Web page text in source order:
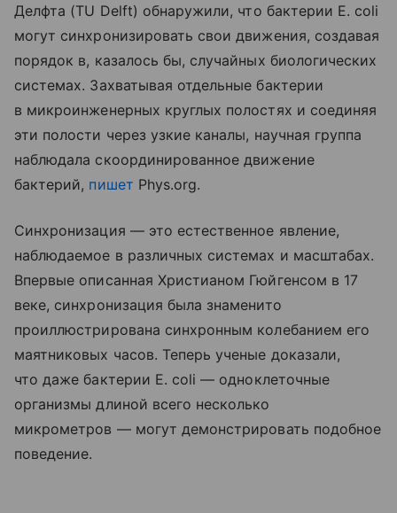
Делфта (TU Delft) обнаружили, что бактерии E. coli
могут синхронизировать свои движения, создавая
порядок в, казалось бы, случайных биологических
системах. Захватывая отдельные бактерии
в микроинженерных круглых полостях и соединяя
эти полости через узкие каналы, научная группа
наблюдала скоординированное движение
бактерий, пишет Phys.org.
Синхронизация — это естественное явление,
наблюдаемое в различных системах и масштабах.
Впервые описанная Христианом Гюйгенсом в 17
веке, синхронизация была знаменито
проиллюстрирована синхронным колебанием его
маятниковых часов. Теперь ученые доказали,
что даже бактерии E. coli — одноклеточные
организмы длиной всего несколько
микрометров — могут демонстрировать подобное
поведение.